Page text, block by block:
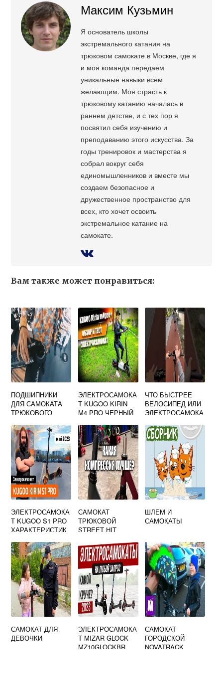
Максим Кузьмин
Я основатель школы
экстремального катания на
трюковом самокате в Москве, где я
и моя команда передаем
уникальные навыки всем
желающим. Моя страсть к
трюковому катанию началась в
раннем детстве, и с тех пор я
посвятил себя изучению и
преподаванию этого искусства. За
годы тренировок и мастерства я
собрал вокруг себя
единомышленников и вместе мы
создаем безопасное и
дружественное пространство для
всех, кто хочет освоить
экстремальное катание на
самокате.
Вам также может понравиться:
ПОДШИПНИКИ
ДЛЯ САМОКАТА
ТРЮКОВОГО
ЭЛЕКТРОСАМОКА
Т KUGOO KIRIN
M4 PRO ЧЕРНЫЙ
ЧТО БЫСТРЕЕ
ВЕЛОСИПЕД ИЛИ
ЭЛЕКТРОСАМОКА
ЭЛЕКТРОСАМОКА
Т KUGOO S1 PRO
ХАРАКТЕРИСТИК
САМОКАТ
ТРЮКОВОЙ
STREET HIT
ШЛЕМ И
САМОКАТЫ
САМОКАТ ДЛЯ
ДЕВОЧКИ
ЭЛЕКТРОСАМОКА
Т MIZAR GLOCK
MZ10GLOCKBR
САМОКАТ
ГОРОДСКОЙ
NOVATRACK